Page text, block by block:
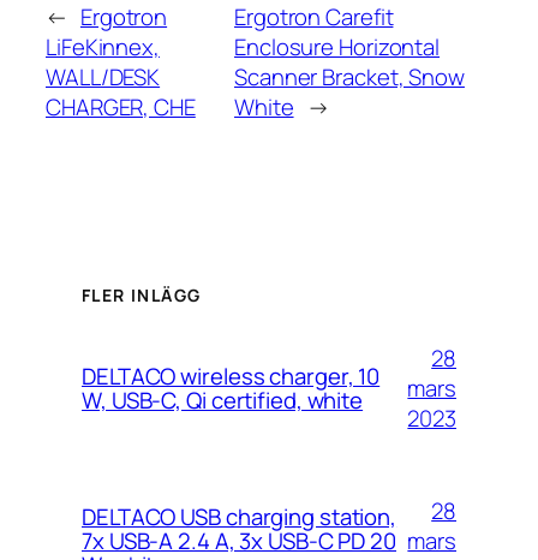
← Ergotron
LiFeKinnex,
WALL/DESK
CHARGER, CHE
Ergotron Carefit
Enclosure Horizontal
Scanner Bracket, Snow
White →
FLER INLÄGG
DELTACO wireless charger, 10
W, USB-C, Qi certified, white
28
mars
2023
DELTACO USB charging station,
7x USB-A 2.4 A, 3x USB-C PD 20
28
mars